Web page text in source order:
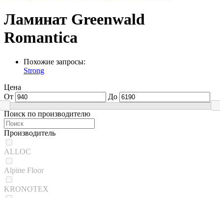
Ламинат Greenwald
Romantica
Похожие запросы:
Strong
Цена
От
До
Поиск по производителю
Производитель
ALLOC
Alpine Floor
KRONOTEX